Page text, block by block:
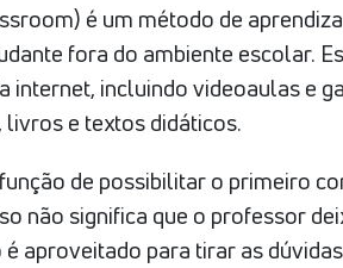
é um método de
fora do ambiente escolar.
internet, incluindo videoaulas e
e textos didáticos.
de possibilitar o primeiro
não significa que o professor
aproveitado para tirar as